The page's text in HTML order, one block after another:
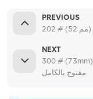
PREVIOUS
NEXT
300 # (73mm) صفيح صفيح سهل الفتح بنهاية مستديرة غطاء
مفتوح بالكامل